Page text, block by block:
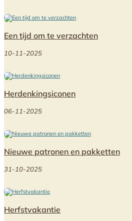
Een tijd om te verzachten
10-11-2025
Herdenkingsiconen
06-11-2025
Nieuwe patronen en pakketten
31-10-2025
Herfstvakantie